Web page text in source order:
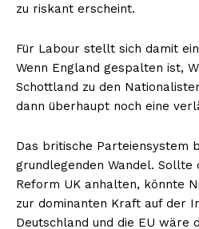
zu riskant erscheint.
Für Labour stellt sich damit
Wenn England gespalten ist,
Schottland zu den
dann überhaupt noch eine
Das britische Parteiensystem
grundlegenden Wandel.
Reform UK anhalten, könnte
zur dominanten Kraft auf der
Deutschland und die EU wäre